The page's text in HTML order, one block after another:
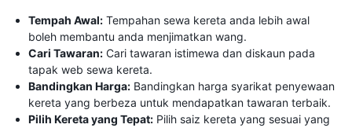
Tempah Awal: Tempahan sewa kereta anda lebih awal
boleh membantu anda menjimatkan wang.
Cari Tawaran: Cari tawaran istimewa dan diskaun pada
tapak web sewa kereta.
Bandingkan Harga: Bandingkan harga syarikat penyewaan
kereta yang berbeza untuk mendapatkan tawaran terbaik.
Pilih Kereta yang Tepat: Pilih saiz kereta yang sesuai yang